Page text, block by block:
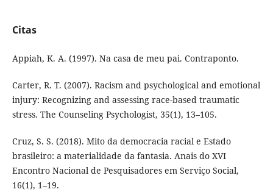
Citas
Appiah, K. A. (1997). Na casa de meu pai. Contraponto.
Carter, R. T. (2007). Racism and psychological and emotional
injury: Recognizing and assessing race-based traumatic
stress. The Counseling Psychologist, 35(1), 13–105.
Cruz, S. S. (2018). Mito da democracia racial e Estado
brasileiro: a materialidade da fantasia. Anais do XVI
Encontro Nacional de Pesquisadores em Serviço Social,
16(1), 1–19.